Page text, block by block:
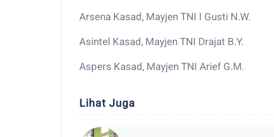
Arsena Kasad, Mayjen TNI I Gusti N.W.
Asintel Kasad, Mayjen TNI Drajat B.Y.
Aspers Kasad, Mayjen TNI Arief G.M.
Lihat Juga